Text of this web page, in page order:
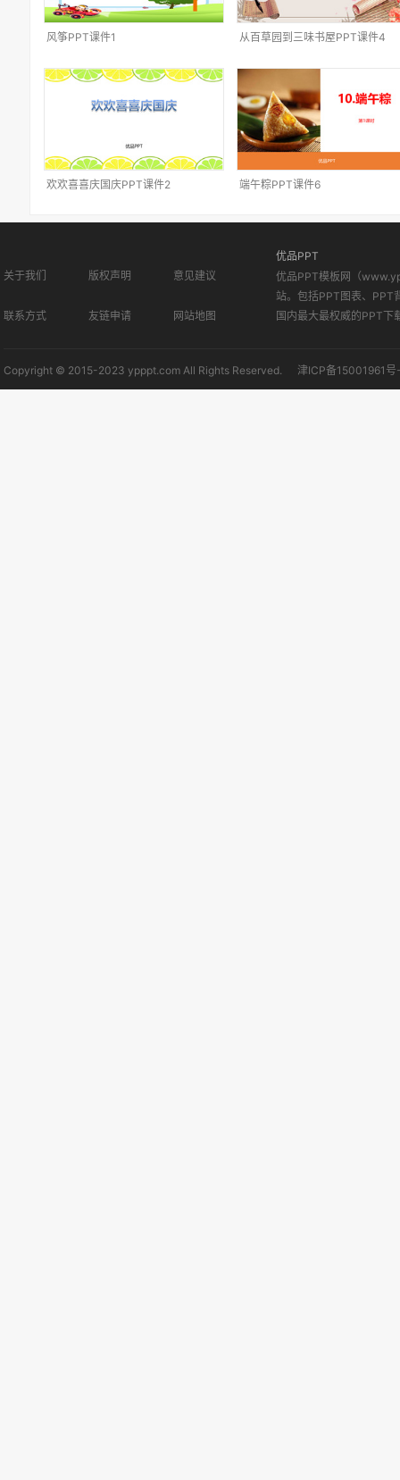
风筝PPT课件1 从百草园到三味书屋PPT课件4
欢欢喜喜庆国庆PPT课件2 端午粽PPT课件6
关于我们 版权声明 意见建议
联系方式 友链申请 网站地图
优品PPT
优品PPT模板网（
站。包括PPT图表、PPT
国内最大最权威的PPT下
Copyright © 2015-2023 ypppt.com All Rights Reserved. 津ICP备15001961号